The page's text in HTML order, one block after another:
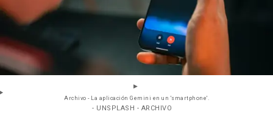
Archivo - La aplicación Gemini en un 'smartphone'.
- UNSPLASH - ARCHIVO